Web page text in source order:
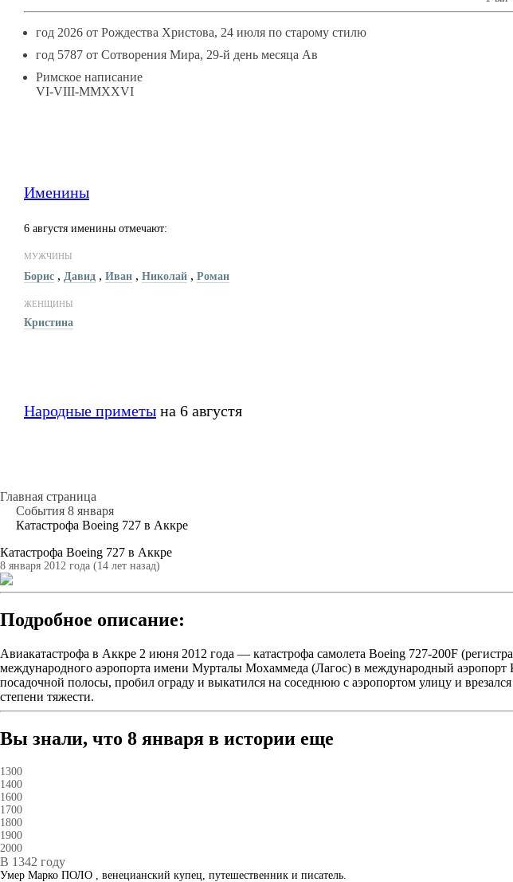
год 2026 от Рождества Христова, 24 июля по старому стилю
год 5787 от Сотворения Мира, 29-й день месяца Ав
Римское написание
VI-VIII-MMXXVI
Именины
6 августя именины отмечают:
МУЖЧИНЫ
Борис , Давид , Иван , Николай , Роман
ЖЕНЩИНЫ
Кристина
Народные приметы на 6 августя
Главная страница
События 8 января
Катастрофа Boeing 727 в Аккре
Катастрофа Boeing 727 в Аккре
8 января 2012 года (14 лет назад)
Подробное описание:
Авиакатастрофа в Аккре 2 июня 2012 года — катастрофа самолета Boeing 727-200F
международного аэропорта имени Мурталы Мохаммеда (Лагос) в международный
посадочной полосы, пробил ограду и выкатился на соседнюю с аэропортом улицу и
степени тяжести.
Вы знали, что 8 января в истории еще
1300
1400
1600
1700
1800
1900
2000
В 1342 году
Умер Марко ПОЛО , венецианский купец, путешественник и писатель.